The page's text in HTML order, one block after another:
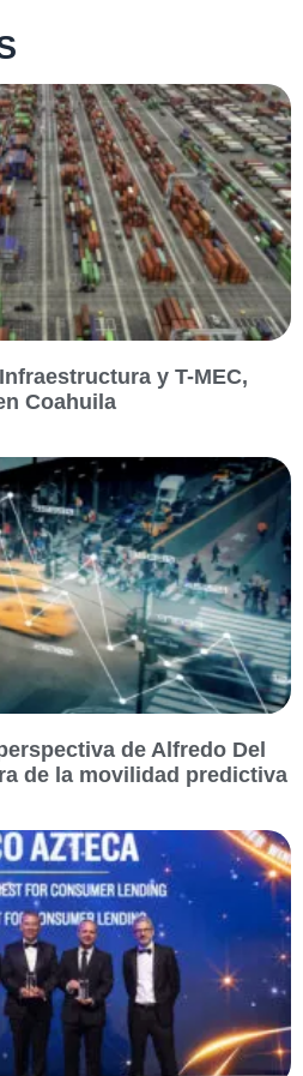
y T-MEC,
Coahuila
de Alfredo Del
de la movilidad predictiva